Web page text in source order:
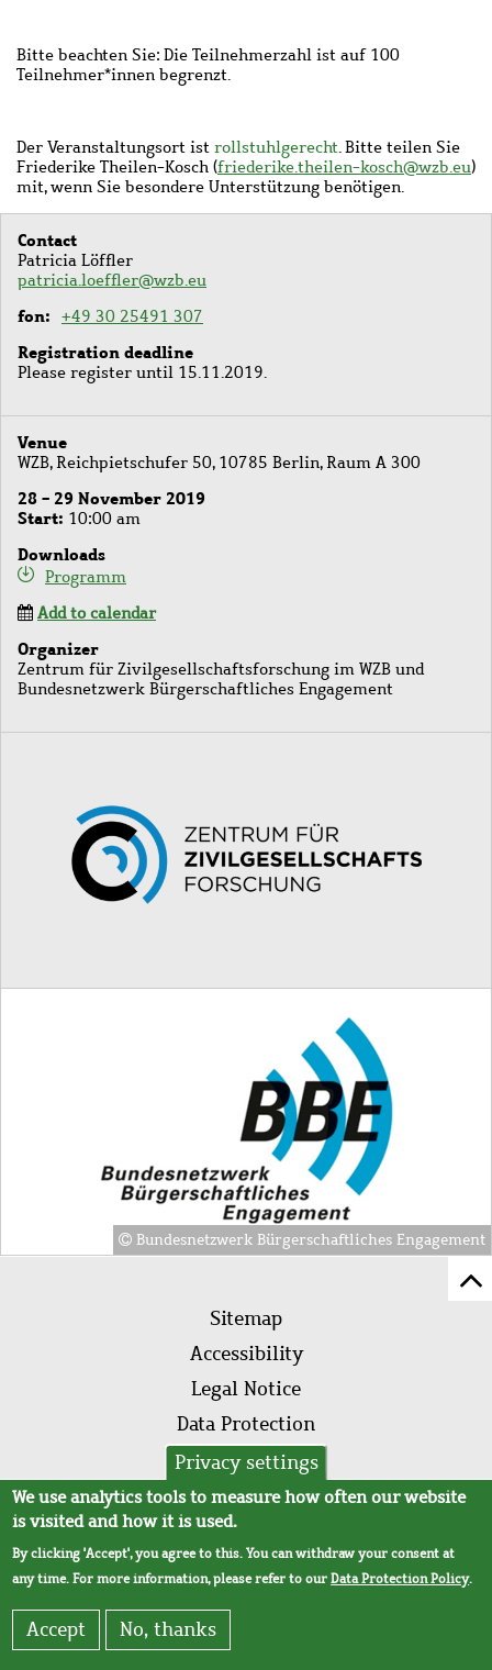
Bitte beachten Sie: Die Teilnehmerzahl ist auf 100
Teilnehmer*innen begrenzt.
Der Veranstaltungsort ist rollstuhlgerecht. Bitte teilen Sie
Friederike Theilen-Kosch (friederike.theilen-kosch@wzb.eu)
mit, wenn Sie besondere Unterstützung benötigen.
Contact
Patricia Löffler
patricia.loeffler@wzb.eu
fon +49 30 25491 307
Registration deadline
Please register until 15.11.2019.
Venue
WZB, Reichpietschufer 50, 10785 Berlin, Raum A 300
28 - 29 November 2019
Start 10:00 am
Downloads
Programm
Add to calendar
Organizer
Zentrum für Zivilgesellschaftsforschung im WZB und
Bundesnetzwerk Bürgerschaftliches Engagement
Bundesnetzwerk Bürgerschaftliches Engagement
FooterSitemap
Accessibility
Legal Notice
Data Protection
AVB
Privacy settings
We use analytics tools to measure how often our website
is visited and how it is used.
By clicking 'Accept', you agree to this. You can withdraw your consent at
any time. For more information, please refer to ourData Protection Policy.
Accept No, thanks